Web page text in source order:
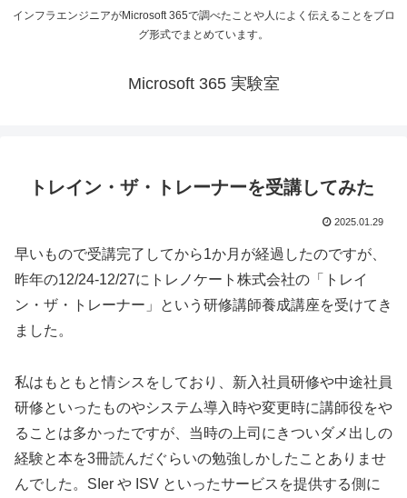
インフラエンジニアがMicrosoft 365で調べたことや人によく伝えることをブロ
グ形式でまとめています。
Microsoft 365 実験室
トレイン・ザ・トレーナーを受講してみた
2025.01.29
早いもので受講完了してから1か月が経過したのですが、
昨年の12/24-12/27にトレノケート株式会社の「トレイ
ン・ザ・トレーナー」という研修講師養成講座を受けてき
ました。
私はもともと情シスをしており、新入社員研修や中途社員
研修といったものやシステム導入時や変更時に講師役をや
ることは多かったですが、当時の上司にきついダメ出しの
経験と本を3冊読んだぐらいの勉強しかしたことありませ
んでした。SIer や ISV といったサービスを提供する側に